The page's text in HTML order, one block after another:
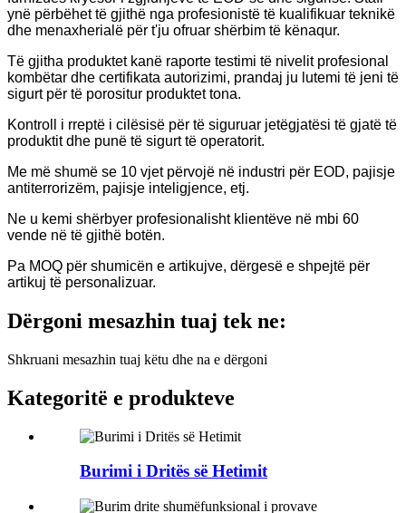
ynë përbëhet të gjithë nga profesionistë të kualifikuar teknikë
dhe menaxherialë për t'ju ofruar shërbim të kënaqur.
Të gjitha produktet kanë raporte testimi të nivelit profesional
kombëtar dhe certifikata autorizimi, prandaj ju lutemi të jeni të
sigurt për të porositur produktet tona.
Kontroll i rreptë i cilësisë për të siguruar jetëgjatësi të gjatë të
produktit dhe punë të sigurt të operatorit.
Me më shumë se 10 vjet përvojë në industri për EOD, pajisje
antiterrorizëm, pajisje inteligjence, etj.
Ne u kemi shërbyer profesionalisht klientëve në mbi 60
vende në të gjithë botën.
Pa MOQ për shumicën e artikujve, dërgesë e shpejtë për
artikuj të personalizuar.
Dërgoni mesazhin tuaj tek ne:
Shkruani mesazhin tuaj këtu dhe na e dërgoni
Kategoritë e produkteve
Burimi i Dritës së Hetimit